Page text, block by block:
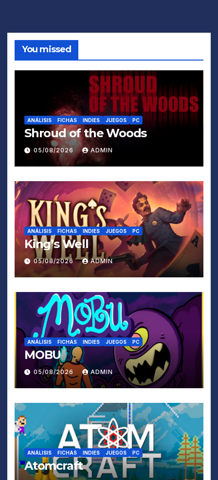
You missed
ANÁLISIS FICHAS INDIES JUEGOS PC
Shroud of the Woods
05/08/2026 ADMIN
ANÁLISIS FICHAS INDIES JUEGOS PC
King’s Well
05/08/2026 ADMIN
ANÁLISIS FICHAS INDIES JUEGOS PC
MOBU
05/08/2026 ADMIN
ANÁLISIS FICHAS INDIES JUEGOS PC
Atomcraft